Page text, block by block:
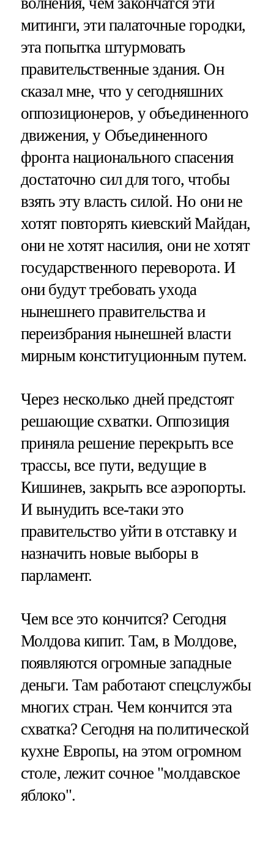
митинги, эти палаточные городки,
эта попытка штурмовать
правительственные здания. Он
сказал мне, что у сегодняшних
оппозиционеров, у объединенного
движения, у Объединенного
фронта национального спасения
достаточно сил для того, чтобы
взять эту власть силой. Но они не
хотят повторять киевский Майдан,
они не хотят насилия, они не хотят
государственного переворота. И
они будут требовать ухода
нынешнего правительства и
переизбрания нынешней власти
мирным конституционным путем.
Через несколько дней предстоят
решающие схватки. Оппозиция
приняла решение перекрыть все
трассы, все пути, ведущие в
Кишинев, закрыть все аэропорты.
И вынудить все-таки это
правительство уйти в отставку и
назначить новые выборы в
парламент.
Чем все это кончится? Сегодня
Молдова кипит. Там, в Молдове,
появляются огромные западные
деньги. Там работают спецслужбы
многих стран. Чем кончится эта
схватка? Сегодня на политической
кухне Европы, на этом огромном
столе, лежит сочное "молдавское
яблоко".